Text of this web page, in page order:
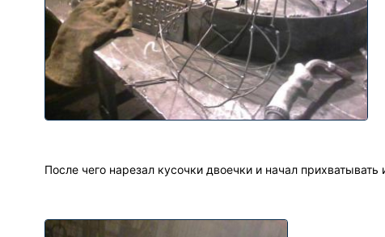
После чего нарезал кусочки двоечки и начал